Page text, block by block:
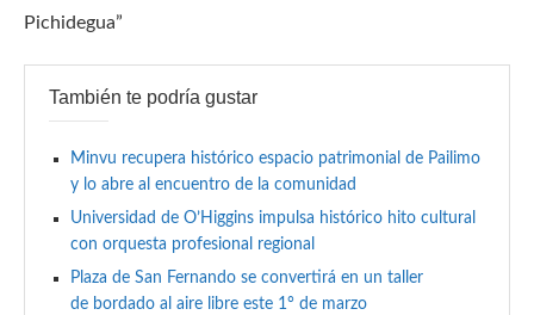
Pichidegua”
También te podría gustar
Minvu recupera histórico espacio patrimonial de Pailimo
y lo abre al encuentro de la comunidad
Universidad de O’Higgins impulsa histórico hito cultural
con orquesta profesional regional
Plaza de San Fernando se convertirá en un taller
de bordado al aire libre este 1° de marzo